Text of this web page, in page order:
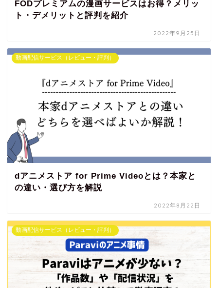
FODプレミアムの漫画サービスはお得？メリッ
ト・デメリットと評判を紹介
2022年9月25日
動画配信サービス（レビュー・評判）
dアニメストア for Prime Videoとは？本家と
の違い・選び方を解説
2022年8月22日
動画配信サービス（レビュー・評判）